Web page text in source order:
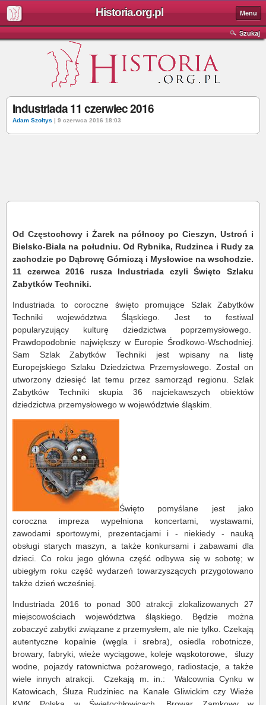
Historia.org.pl Menu
Szukaj
Industriada 11 czerwiec 2016
Adam Szołtys | 9 czerwca 2016 18:03
Od Częstochowy i Żarek na północy po Cieszyn, Ustroń i
Bielsko-Biała na południu. Od Rybnika, Rudzinca i Rudy za
zachodzie po Dąbrowę Górniczą i Mysłowice na wschodzie.
11 czerwca 2016 rusza Industriada czyli Święto Szlaku
Zabytków Techniki.
Industriada to coroczne święto promujące Szlak Zabytków
Techniki województwa Śląskiego. Jest to festiwal
popularyzujący kulturę dziedzictwa poprzemysłowego.
Prawdopodobnie największy w Europie Środkowo-Wschodniej.
Sam Szlak Zabytków Techniki jest wpisany na listę
Europejskiego Szlaku Dziedzictwa Przemysłowego. Został on
utworzony dziesięć lat temu przez samorząd regionu. Szlak
Zabytków Techniki skupia 36 najciekawszych obiektów
dziedzictwa przemysłowego w województwie śląskim.
Święto pomyślane jest jako
coroczna impreza wypełniona koncertami, wystawami,
zawodami sportowymi, prezentacjami i - niekiedy - nauką
obsługi starych maszyn, a także konkursami i zabawami dla
dzieci. Co roku jego główna część odbywa się w sobotę; w
ubiegłym roku część wydarzeń towarzyszących przygotowano
także dzień wcześniej.
Industriada 2016 to ponad 300 atrakcji zlokalizowanych 27
miejscowościach województwa śląskiego. Będzie można
zobaczyć zabytki związane z przemysłem, ale nie tylko. Czekają
autentyczne kopalnie (węgla i srebra), osiedla robotnicze,
browary, fabryki, wieże wyciągowe, koleje wąskotorowe, śluzy
wodne, pojazdy ratownictwa pożarowego, radiostacje, a także
wiele innych atrakcji. Czekają m. in.: Walcownia Cynku w
Katowicach, Śluza Rudziniec na Kanale Gliwickim czy Wieże